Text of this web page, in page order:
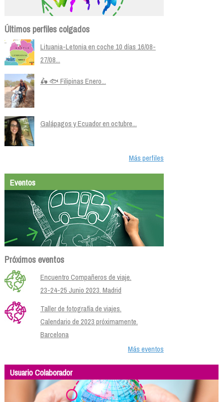
Últimos perfiles colgados
Lituania-Letonia en coche 10 días 16/08-
27/08...
🛵 🐟 Filipinas Enero...
Galápagos y Ecuador en octubre...
Más perfiles
Eventos
Próximos eventos
Encuentro Compañeros de viaje.
23-24-25 Junio 2023. Madrid
Taller de fotografía de viajes.
Calendario de 2023 próximamente.
Barcelona
Más eventos
Usuario Colaborador